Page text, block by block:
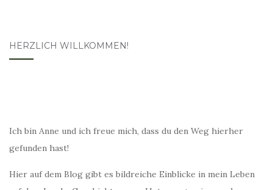
HERZLICH WILLKOMMEN!
Ich bin Anne und ich freue mich, dass du den Weg hierher
gefunden hast!
Hier auf dem Blog gibt es bildreiche Einblicke in mein Leben